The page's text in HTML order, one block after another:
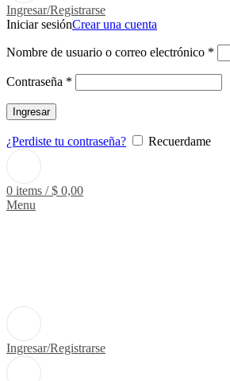
Ingresar/Registrarse
Iniciar sesiónCrear una cuenta
Nombre de usuario o correo electrónico *
Contraseña *
Ingresar
¿Perdiste tu contraseña? Recuerdame
0 items / $ 0,00
Menu
Ingresar/Registrarse